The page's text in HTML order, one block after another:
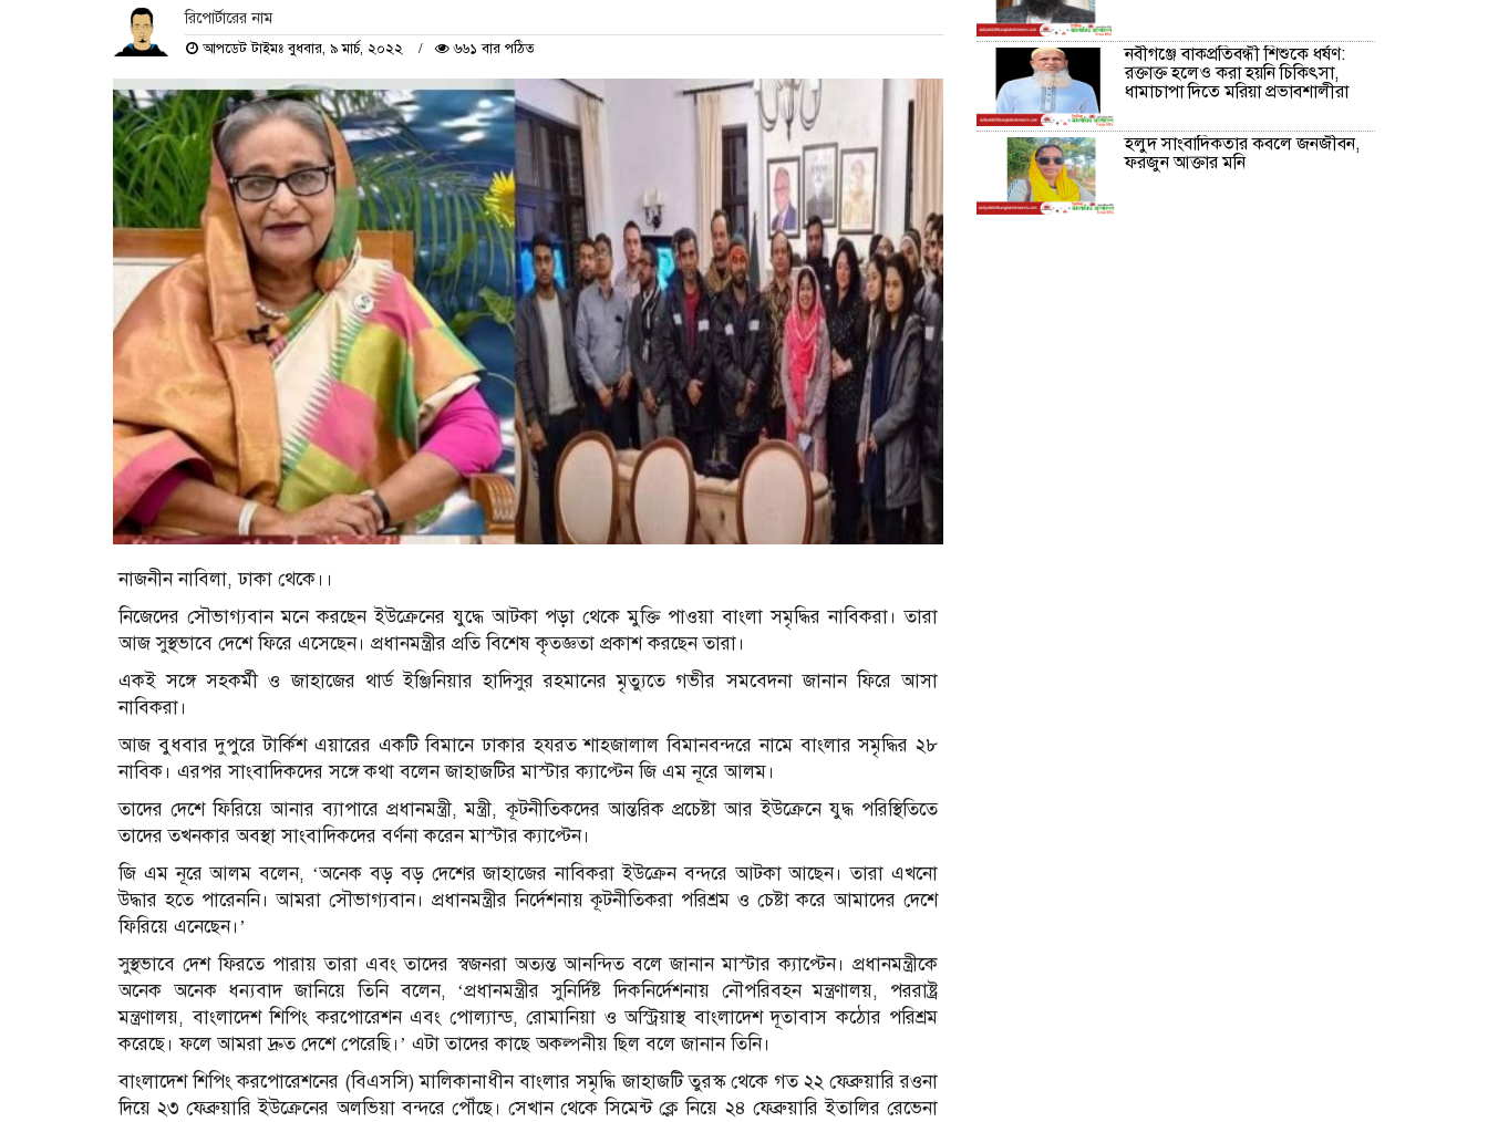
রিপোর্টারের নাম
আপডেট টাইমঃ বুধবার, ৯ মার্চ, ২০২২ ৬৬১ বার পঠিত
নাজনীন নাবিলা, ঢাকা থেকে।।
নিজেদের সৌভাগ্যবান মনে করছেন ইউক্রেনের যুদ্ধে আটকা পড়া থেকে মুক্তি পাওয়া বাংলা সমৃদ্ধির নাবিকরা। তারা
আজ সুস্থভাবে দেশে ফিরে এসেছেন। প্রধানমন্ত্রীর প্রতি বিশেষ কৃতজ্ঞতা প্রকাশ করছেন তারা।
একই সঙ্গে সহকর্মী ও জাহাজের থার্ড ইঞ্জিনিয়ার হাদিসুর রহমানের মৃত্যুতে গভীর সমবেদনা জানান ফিরে আসা
নাবিকরা।
আজ বুধবার দুপুরে টার্কিশ এয়ারের একটি বিমানে ঢাকার হযরত শাহজালাল বিমানবন্দরে নামে বাংলার সমৃদ্ধির ২৮
নাবিক। এরপর সাংবাদিকদের সঙ্গে কথা বলেন জাহাজটির মাস্টার ক্যাপ্টেন জি এম নূরে আলম।
তাদের দেশে ফিরিয়ে আনার ব্যাপারে প্রধানমন্ত্রী, মন্ত্রী, কূটনীতিকদের আন্তরিক প্রচেষ্টা আর ইউক্রেনে যুদ্ধ পরিস্থিতিতে
তাদের তখনকার অবস্থা সাংবাদিকদের বর্ণনা করেন মাস্টার ক্যাপ্টেন।
জি এম নূরে আলম বলেন, ‘অনেক বড় বড় দেশের জাহাজের নাবিকরা ইউক্রেন বন্দরে আটকা আছেন। তারা এখনো
উদ্ধার হতে পারেননি। আমরা সৌভাগ্যবান। প্রধানমন্ত্রীর নির্দেশনায় কূটনীতিকরা পরিশ্রম ও চেষ্টা করে আমাদের দেশে
ফিরিয়ে এনেছেন।’
সুস্থভাবে দেশ ফিরতে পারায় তারা এবং তাদের স্বজনরা অত্যন্ত আনন্দিত বলে জানান মাস্টার ক্যাপ্টেন। প্রধানমন্ত্রীকে
অনেক অনেক ধন্যবাদ জানিয়ে তিনি বলেন, ‘প্রধানমন্ত্রীর সুনির্দিষ্ট দিকনির্দেশনায় নৌপরিবহন মন্ত্রণালয়, পররাষ্ট্র
মন্ত্রণালয়, বাংলাদেশ শিপিং করপোরেশন এবং পোল্যান্ড, রোমানিয়া ও অস্ট্রিয়াস্থ বাংলাদেশ দূতাবাস কঠোর পরিশ্রম
করেছে। ফলে আমরা দ্রুত দেশে পেরেছি।’ এটা তাদের কাছে অকল্পনীয় ছিল বলে জানান তিনি।
বাংলাদেশ শিপিং করপোরেশনের (বিএসসি) মালিকানাধীন বাংলার সমৃদ্ধি জাহাজটি তুরস্ক থেকে গত ২২ ফেব্রুয়ারি রওনা
দিয়ে ২৩ ফেব্রুয়ারি ইউক্রেনের অলভিয়া বন্দরে পৌঁছে। সেখান থেকে সিমেন্ট ক্লে নিয়ে ২৪ ফেব্রুয়ারি ইতালির রেভেনা
নবীগঞ্জে বাকপ্রতিবন্ধী শিশুকে ধর্ষণ:
রক্তাক্ত হলেও করা হয়নি চিকিৎসা,
ধামাচাপা দিতে মরিয়া প্রভাবশালীরা
হলুদ সাংবাদিকতার কবলে জনজীবন,
ফরজুন আক্তার মনি